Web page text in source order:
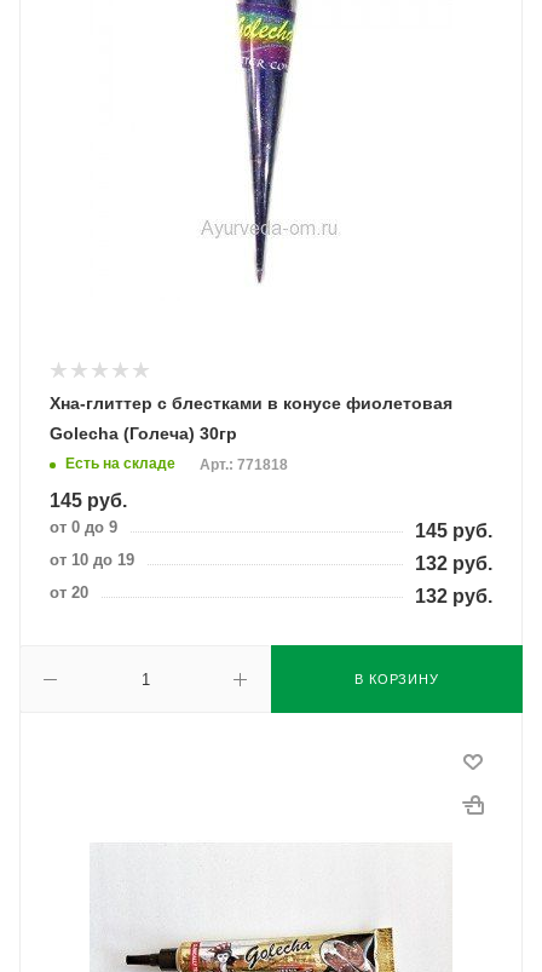
Хна-глиттер с блестками в конусе фиолетовая
Golecha (Голеча) 30гр
Есть на складе Арт.: 771818
145 руб.
от 0 до 9 145 руб.
от 10 до 19 132 руб.
от 20 132 руб.
В КОРЗИНУ